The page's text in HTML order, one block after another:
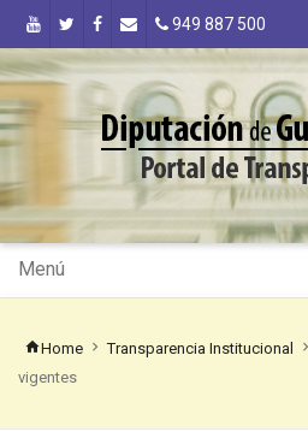
949 887 500
Menú
Home Transparencia Institucional
vigentes